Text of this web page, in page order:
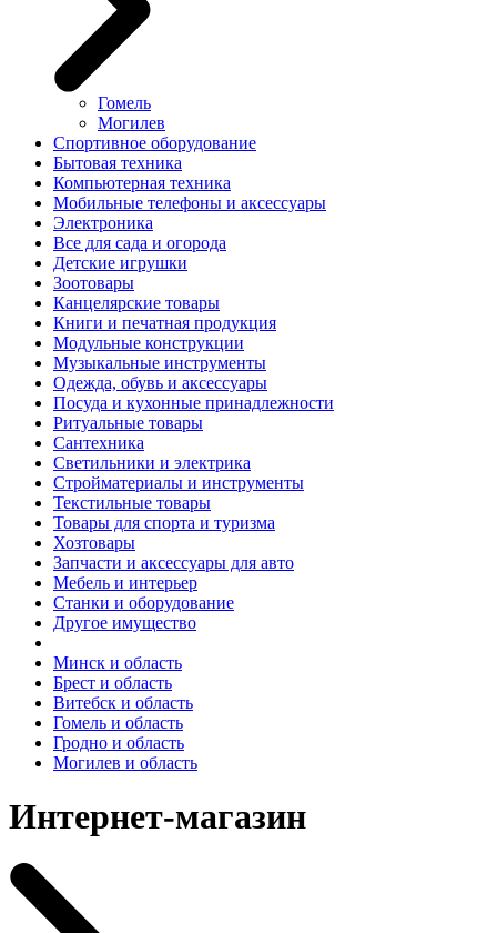
Гомель
Могилев
Спортивное оборудование
Бытовая техника
Компьютерная техника
Мобильные телефоны и аксессуары
Электроника
Все для сада и огорода
Детские игрушки
Зоотовары
Канцелярские товары
Книги и печатная продукция
Модульные конструкции
Музыкальные инструменты
Одежда, обувь и аксессуары
Посуда и кухонные принадлежности
Ритуальные товары
Сантехника
Светильники и электрика
Стройматериалы и инструменты
Текстильные товары
Товары для спорта и туризма
Хозтовары
Запчасти и аксессуары для авто
Мебель и интерьер
Станки и оборудование
Другое имущество
Минск и область
Брест и область
Витебск и область
Гомель и область
Гродно и область
Могилев и область
Интернет-магазин